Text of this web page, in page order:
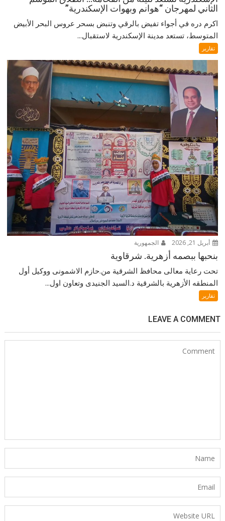
الثاني لمهرجان “هوانم وبهوات الإسكندرية”
اكرم دره في أجواء تفيض بالرقي وتنبض بسحر عروس البحر الأبيض
المتوسط، تستعد مدينة الإسكندرية لاستقبال...
تقارير
أبريل 21, 2026 الجمهورية
بنحبها ببصمه أزهرية. شرقاوية
تحت رعاية معالى محافظ الشرقية من.حازم الاشمونى ووكيل أول
المنطقه الأزهرية بالشرقية د.السيد الجنيدى وتعاون اول...
تقارير
LEAVE A COMMENT